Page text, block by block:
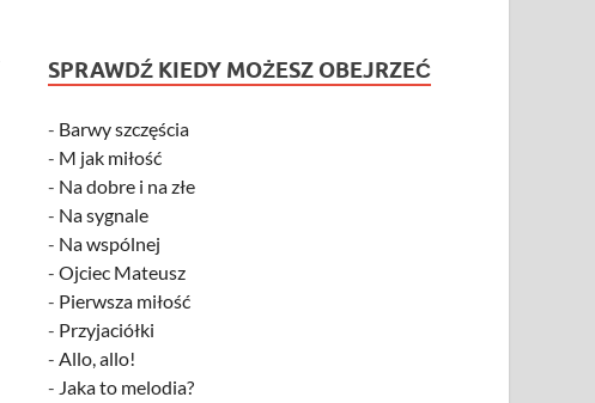
SPRAWDŹ KIEDY MOŻESZ OBEJRZEĆ
- Barwy szczęścia
- M jak miłość
- Na dobre i na złe
- Na sygnale
- Na wspólnej
-Ojciec Mateusz
- Pierwsza miłość
- Przyjaciółki
-Allo, allo!
- Jaka to melodia?